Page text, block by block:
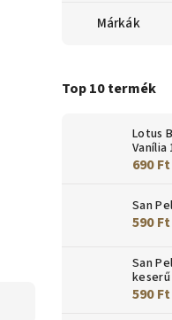
Márkák
Top 10 termék
Lotus
Vanília
690 Ft
San
590 Ft
San
keserű
590 Ft